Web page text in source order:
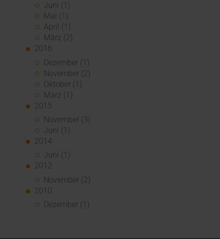
Juni (1)
Mai (1)
April (1)
März (2)
2016
Dezember (1)
November (2)
Oktober (1)
März (1)
2015
November (3)
Juni (1)
2014
Juni (1)
2012
November (2)
2010
Dezember (1)